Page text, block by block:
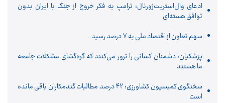
ادعای وال‌استریت‌ژورنال: ترامپ به فکر خروج از جنگ با ایران بدون
توافق هسته‌ای
سهم تعاون از اقتصاد ملی به ۷ درصد رسید
پزشکیان: دشمنان کسانی را ترور می‌کنند که گره‌گشای مشکلات جامعه
ما هستند
سخنگوی کمیسیون کشاورزی: ۴۲ درصد مطالبات گندمکاران باقی مانده
است